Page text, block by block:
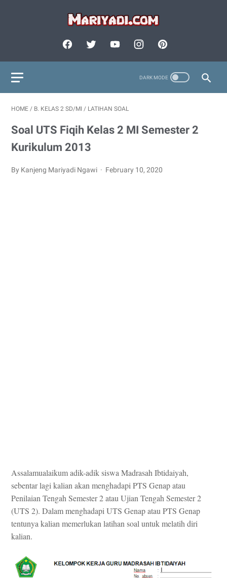
HOME / B. KELAS 2 SD/MI / LATIHAN SOAL
Soal UTS Fiqih Kelas 2 MI Semester 2
Kurikulum 2013
By Kanjeng Mariyadi Ngawi February 10, 2020
Assalamualaikum adik-adik siswa Madrasah Ibtidaiyah,
sebentar lagi kalian akan menghadapi PTS Genap atau
Penilaian Tengah Semester 2 atau Ujian Tengah Semester 2
(UTS 2). Dalam menghadapi UTS Genap atau PTS Genap
tentunya kalian memerlukan latihan soal untuk melatih diri
kalian.